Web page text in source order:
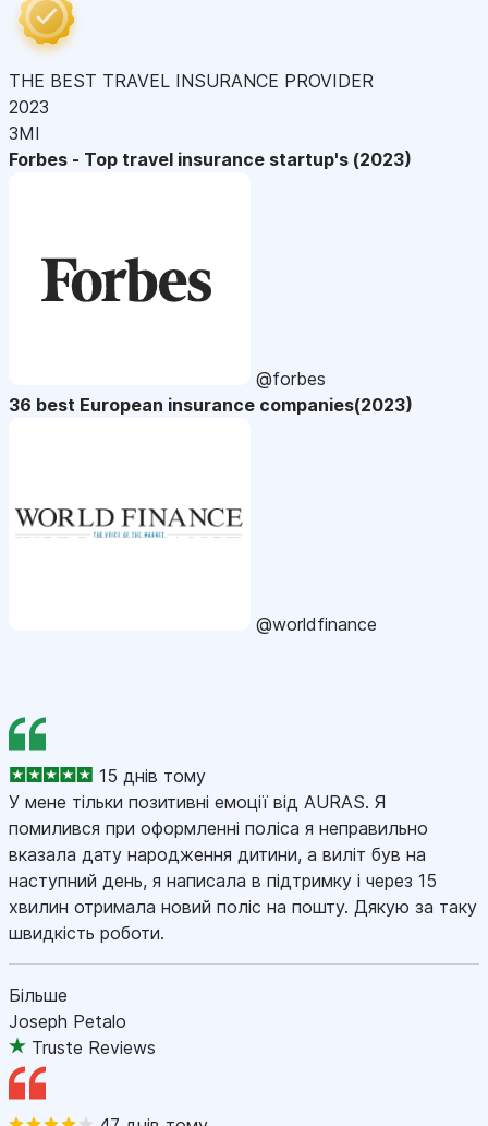
THE BEST TRAVEL INSURANCE PROVIDER
2023
ЗМІ
Forbes - Top travel insurance startup's (2023)
@forbes
36 best European insurance companies(2023)
@worldfinance
15 днів тому
У мене тільки позитивні емоції від AURAS. Я
помилився при оформленні поліса я неправильно
вказала дату народження дитини, а виліт був на
наступний день, я написала в підтримку і через 15
хвилин отримала новий поліс на пошту. Дякую за таку
швидкість роботи.
Більше
Joseph Petalo
Truste Reviews